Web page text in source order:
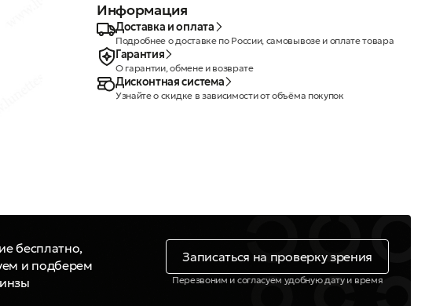
Информация
Доставка и оплата
Подробнее о доставке по России, самовывозе и оплате товара
Гарантия
О гарантии, обмене и возврате
Дисконтная система
Узнайте о скидке в зависимости от объёма покупок
бесплатно,
и подберем
Записаться на проверку зрения
Перезвоним и согласуем удобную дату и время